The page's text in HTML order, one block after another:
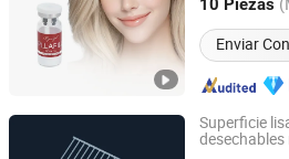
10 Piezas
Enviar
Shanghai, China
Superficie
Hangzhou Jinfa Technology Co.,